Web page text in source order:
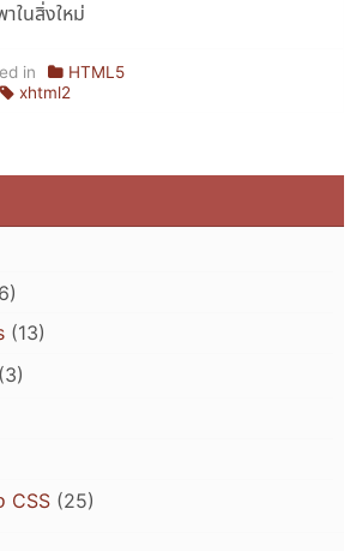
ในสิ่งใหม่
in
HTML5
xhtml2
(13)
CSS(25)